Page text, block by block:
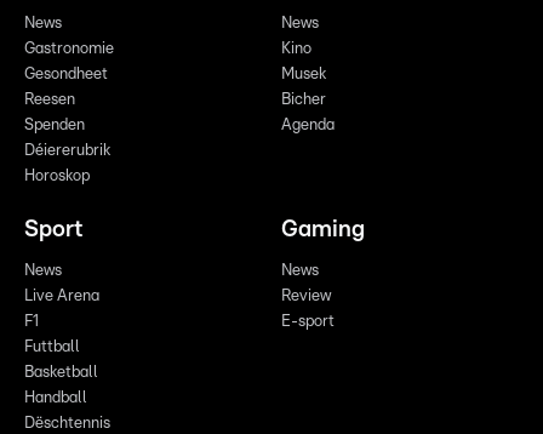
News
Gastronomie
Gesondheet
Reesen
Spenden
Déiererubrik
Horoskop
News
Kino
Musek
Bicher
Agenda
Sport
News
Live Arena
F1
Futtball
Basketball
Handball
Dëschtennis
Gaming
News
Review
E-sport